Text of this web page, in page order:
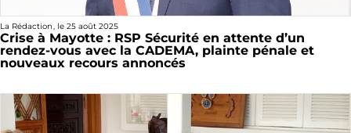
La Rédaction, le 25 août 2025
Crise à Mayotte : RSP Sécurité en attente d’un
rendez-vous avec la CADEMA, plainte pénale et
nouveaux recours annoncés